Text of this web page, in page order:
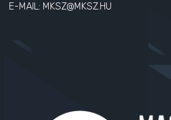
E-MAIL: MKSZ@MKSZ.HU